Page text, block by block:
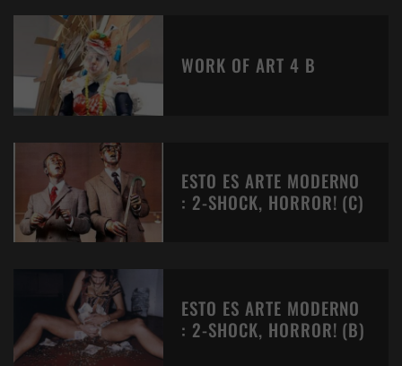
WORK OF ART 4 B
ESTO ES ARTE MODERNO
: 2-SHOCK, HORROR! (C)
ESTO ES ARTE MODERNO
: 2-SHOCK, HORROR! (B)